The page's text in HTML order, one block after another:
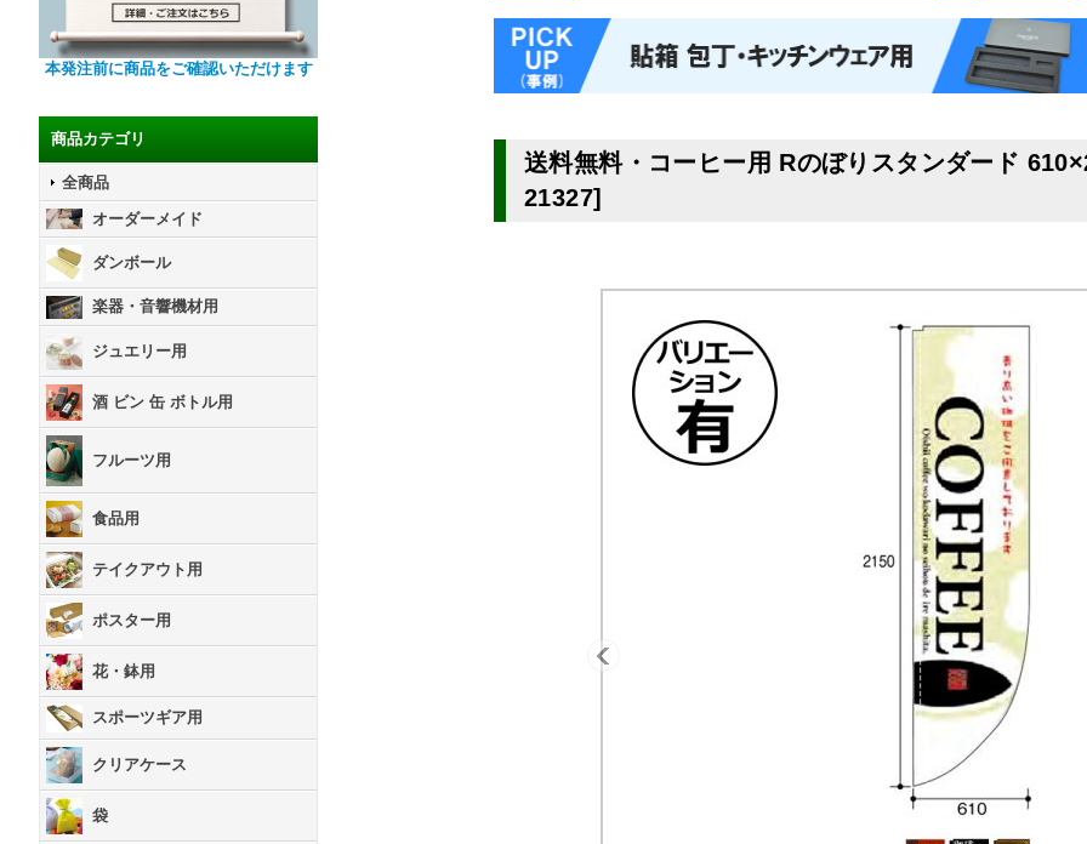
本発注前に商品をご確認いただけます
商品カテゴリ
全商品
オーダーメイド
ダンボール
楽器・音響機材用
ジュエリー用
酒 ビン 缶 ボトル用
フルーツ用
食品用
テイクアウト用
ポスター用
花・鉢用
スポーツギア用
クリアケース
袋
送料無料・コーヒー用 Rのぼりスタンダード
21327]